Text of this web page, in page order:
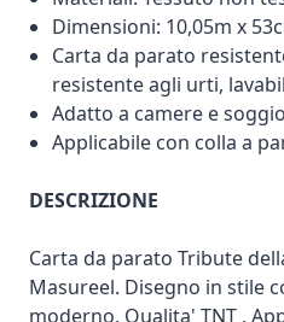
Dimensioni: 10,05m x
Carta da parato
resistente agli urti,
Adatto a camere e
Applicabile con colla a
DESCRIZIONE
Carta da parato Tribute
Masureel. Disegno in stile
moderno. Qualita' TNT .